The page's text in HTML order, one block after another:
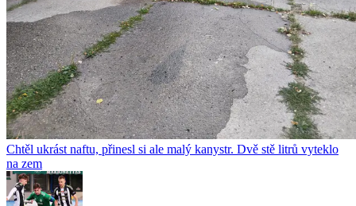
Chtěl ukrást naftu, přinesl si ale malý kanystr. Dvě stě litrů vyteklo
na zem